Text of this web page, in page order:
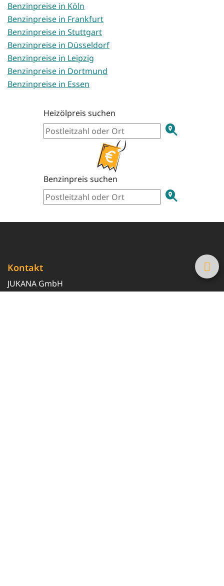
Benzinpreise in Köln
Benzinpreise in Frankfurt
Benzinpreise in Stuttgart
Benzinpreise in Düsseldorf
Benzinpreise in Leipzig
Benzinpreise in Dortmund
Benzinpreise in Essen
Heizölpreis suchen
Benzinpreis suchen
Kontakt
JUKANA GmbH